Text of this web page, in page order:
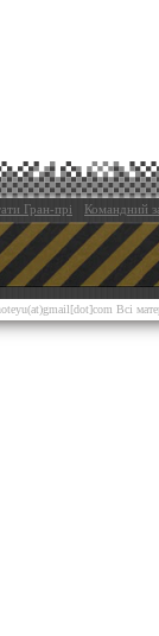
Гран-прі Командний
Всі